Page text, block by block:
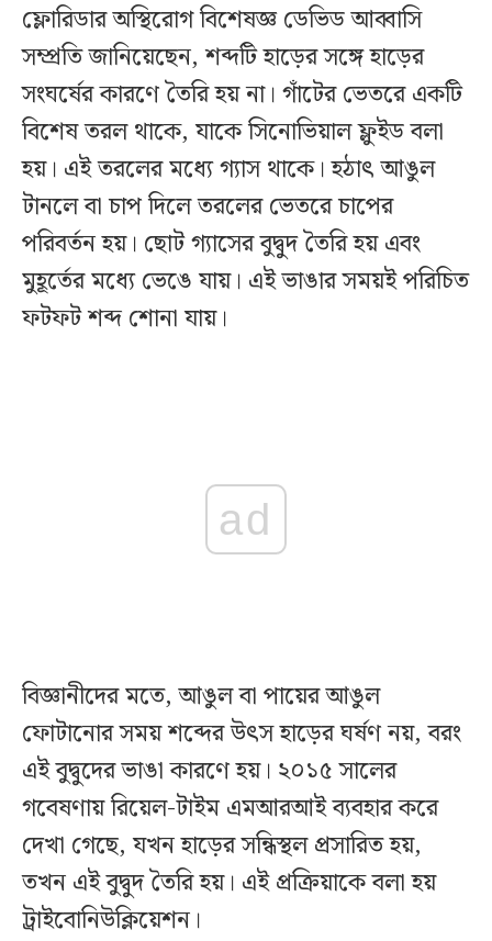
ফ্লোরিডার অস্থিরোগ বিশেষজ্ঞ ডেভিড আব্বাসি
সম্প্রতি জানিয়েছেন, শব্দটি হাড়ের সঙ্গে হাড়ের
সংঘর্ষের কারণে তৈরি হয় না। গাঁটের ভেতরে একটি
বিশেষ তরল থাকে, যাকে সিনোভিয়াল ফ্লুইড বলা
হয়। এই তরলের মধ্যে গ্যাস থাকে। হঠাৎ আঙুল
টানলে বা চাপ দিলে তরলের ভেতরে চাপের
পরিবর্তন হয়। ছোট গ্যাসের বুদ্বুদ তৈরি হয় এবং
মুহূর্তের মধ্যে ভেঙে যায়। এই ভাঙার সময়ই পরিচিত
ফটফট শব্দ শোনা যায়।
ad
বিজ্ঞানীদের মতে, আঙুল বা পায়ের আঙুল
ফোটানোর সময় শব্দের উৎস হাড়ের ঘর্ষণ নয়, বরং
এই বুদ্বুদের ভাঙা কারণে হয়। ২০১৫ সালের
গবেষণায় রিয়েল-টাইম এমআরআই ব্যবহার করে
দেখা গেছে, যখন হাড়ের সন্ধিস্থল প্রসারিত হয়,
তখন এই বুদ্বুদ তৈরি হয়। এই প্রক্রিয়াকে বলা হয়
ট্রাইবোনিউক্লিয়েশন।